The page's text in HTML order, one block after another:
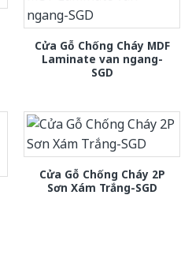
Cửa Gỗ Chống Cháy MDF
Laminate van ngang-
SGD
Cửa Gỗ Chống Cháy 2P
Sơn Xám Trắng-SGD